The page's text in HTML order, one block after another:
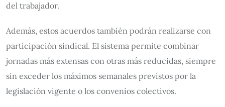
del trabajador.
Además, estos acuerdos también podrán realizarse con
participación sindical. El sistema permite combinar
jornadas más extensas con otras más reducidas, siempre
sin exceder los máximos semanales previstos por la
legislación vigente o los convenios colectivos.